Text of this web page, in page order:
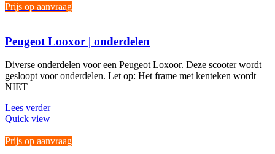
Prijs op aanvraag
Peugeot Looxor | onderdelen
Diverse onderdelen voor een Peugeot Loxoor. Deze scooter wordt
gesloopt voor onderdelen. Let op: Het frame met kenteken wordt
NIET
Lees verder
Quick view
Prijs op aanvraag